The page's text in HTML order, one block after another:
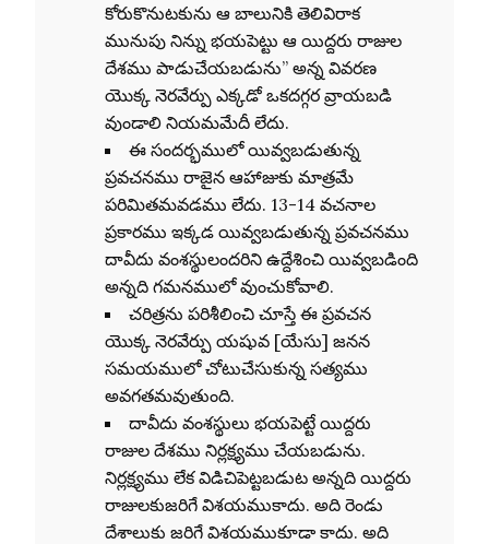
కోరుకొనుటకును ఆ బాలునికి తెలివిరాక
మునుపు నిన్ను భయపెట్టు ఆ యిద్దరు రాజుల
దేశము పాడుచేయబడును” అన్న వివరణ
యొక్క నెరవేర్పు ఎక్కడో ఒకదగ్గర వ్రాయబడి
వుండాలి నియమమేదీ లేదు.
ఈ సందర్భములో యివ్వబడుతున్న
ప్రవచనము రాజైన ఆహాజుకు మాత్రమే
పరిమితమవడము లేదు. 13-14 వచనాల
ప్రకారము ఇక్కడ యివ్వబడుతున్న ప్రవచనము
దావీదు వంశస్థులందరిని ఉద్దేశించి యివ్వబడింది
అన్నది గమనములో వుంచుకోవాలి.
చరిత్రను పరిశీలించి చూస్తే ఈ ప్రవచన
యొక్క నెరవేర్పు యషువ [యేసు] జనన
సమయములో చోటుచేసుకున్న సత్యము
అవగతమవుతుంది.
దావీదు వంశస్థులు భయపెట్టే యిద్దరు
రాజుల దేశము నిర్లక్ష్యము చేయబడును.
నిర్లక్ష్యము లేక విడిచిపెట్టబడుట అన్నది యిద్దరు
రాజులకుజరిగే విశయముకాదు. అది రెండు
దేశాలుకు జరిగే విశయముకూడా కాదు. అది